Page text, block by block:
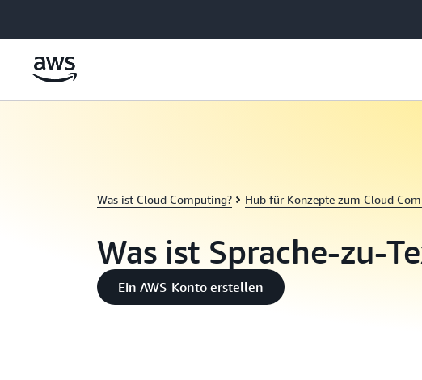
Was ist Cloud Computing? Hub für Konzepte zum Cloud
Was ist Sprache-zu-
Ein AWS-Konto erstellen